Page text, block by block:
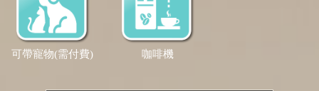
可帶寵物(需付費) 咖啡機